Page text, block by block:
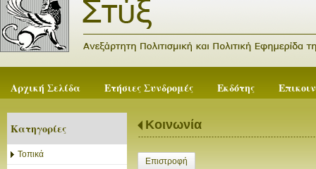
Αρχική Σελίδα Ετήσιες Συνδρομές Εκδότης
Κατηγορίες
Τοπικά
Κοινωνία
Επιστροφή